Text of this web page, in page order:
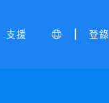
支援 登錄